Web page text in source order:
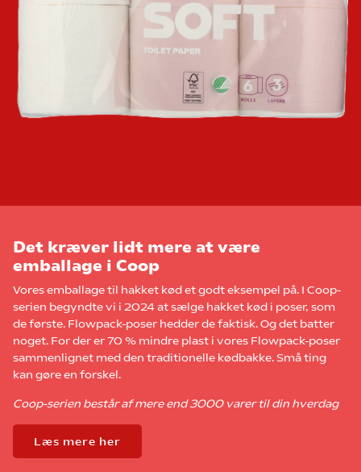
Det kræver lidt mere at være
emballage i Coop
Vores emballage til hakket kød et godt eksempel på. I Coop-
serien begyndte vi i 2024 at sælge hakket kød i poser, som
de første. Flowpack-poser hedder de faktisk. Og det batter
noget. For der er 70 % mindre plast i vores Flowpack-poser
sammenlignet med den traditionelle kødbakke. Små ting
kan gøre en forskel.
Coop-serien består af mere end 3000 varer til din hverdag
Læs mere her